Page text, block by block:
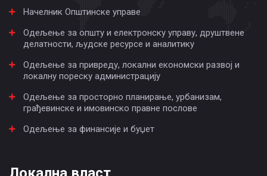
Начелник Општинске управе
Одељење за општу и електронску управу, друштвене
делатности, људске ресурсе и аналитику
Одељење за привреду, локални економски развој и
локалну пореску администрацију
Одељење за просторно планирање, урбанизам,
грађевинске и имовинско правне послове
Одељење за финансије и буџет